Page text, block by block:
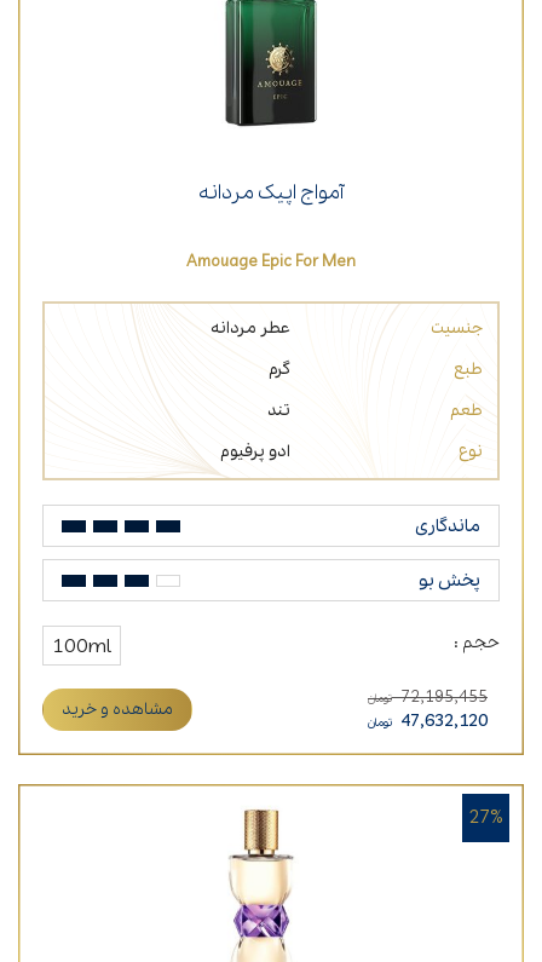
آمواج اپیک مردانه
Amouage Epic For Men
جنسیت
عطر مردانه
طبع
گرم
طعم
تند
نوع
ادو پرفیوم
ماندگاری
پخش بو
حجم : 100ml
72,195,455 تومان
47,632,120 تومان
مشاهده و خرید
27%